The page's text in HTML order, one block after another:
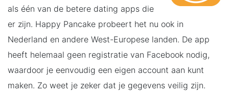
als één van de betere dating apps die
er zijn. Happy Pancake probeert het nu ook in
Nederland en andere West-Europese landen. De app
heeft helemaal geen registratie van Facebook nodig,
waardoor je eenvoudig een eigen account aan kunt
maken. Zo weet je zeker dat je gegevens veilig zijn.